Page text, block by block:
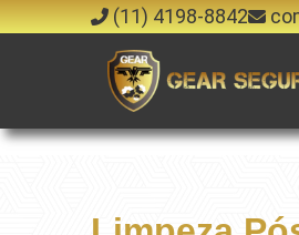
(11) 4198-8842